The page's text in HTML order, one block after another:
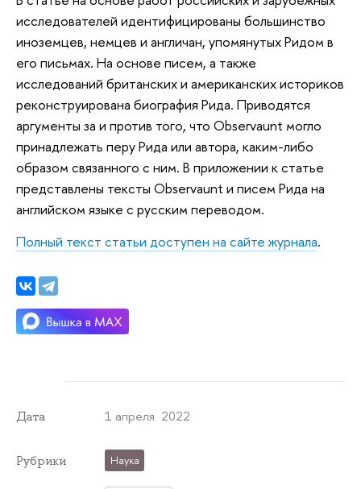
исследователей идентифицированы большинство
иноземцев, немцев и англичан, упомянутых Ридом в
его письмах. На основе писем, а также
исследований британских и американских историков
реконструирована биография Рида. Приводятся
аргументы за и против того, что Observaunt могло
принадлежать перу Рида или автора, каким-либо
образом связанного с ним. В приложении к статье
представлены тексты Observaunt и писем Рида на
английском языке с русским переводом.
Полный текст статьи доступен на сайте журнала.
Дата 1 апреля 2022
Рубрики Наука